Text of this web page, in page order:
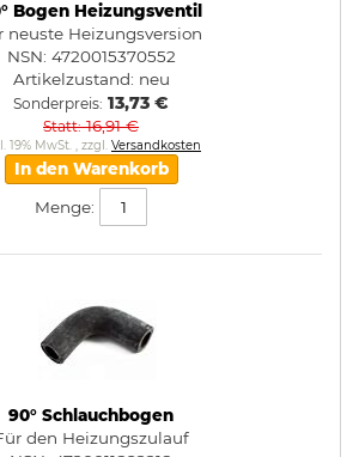
Bogen Heizungsventil
neuste Heizungsversion
NSN: 4720015370552
Artikelzustand: neu
Sonderpreis 13,73 €
Statt 16,91 €
19% MwSt. , zzgl. Versandkosten
In den Warenkorb
Menge:
90° Schlauchbogen
den Heizungszulauf